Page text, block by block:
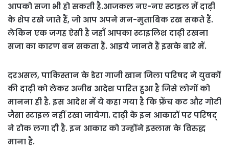
आपको सजा भी हो सकती है.आजकल नए-नए स्टाइल में दाढ़ी
के शेप रखे जाते हैं, जो आप अपने मन-मुताबिक रख सकते हैं.
लेकिन एक जगह ऐसी है जहाँ आपका स्टाइलिश दाढ़ी रखना
सजा का कारण बन सकता हैं. आइये जानते हैं इसके बारे में.
दरअसल, पाकिस्तान के डेरा गाजी खान जिला परिषद ने युवकों
की दाढ़ी को लेकर अजीब आदेश पारित हुआ है जिसे लोगों को
मानना ही है. इस आदेश में ये कहा गया है कि फ्रेंच कट और गोटी
जैसा स्टाइल नहीं रखा जायेगा. दाढ़ी के इन आकारों पर परिषद्
ने रोक लगा दी है. इन आकार को उन्होंने इस्लाम के विरुद्ध
माना है.